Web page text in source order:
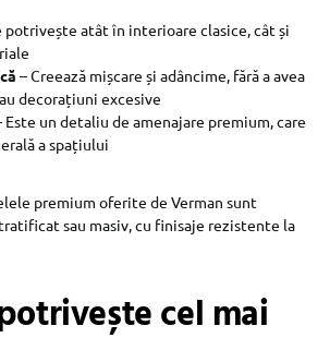
potrivește atât în interioare clasice, cât și
– Creează mișcare și adâncime, fără a avea
decorațiuni excesive
Este un detaliu de amenajare premium, care
a spațiului
premium oferite de Verman sunt
sau masiv, cu finisaje rezistente la
cel mai